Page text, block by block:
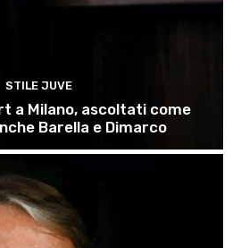
STILE JUVE
a Milano, ascoltati come
Barella e Dimarco